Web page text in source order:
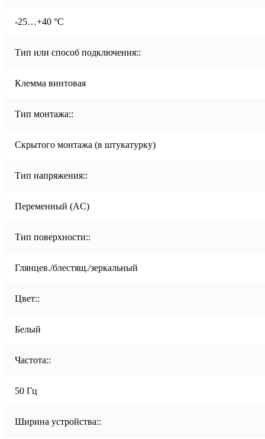
-25…+40 °C
Тип или способ подключения::
Клемма винтовая
Тип монтажа::
Скрытого монтажа (в штукатурку)
Тип напряжения::
Переменный (AC)
Тип поверхности::
Глянцев./блестящ./зеркальный
Цвет::
Белый
Частота::
50 Гц
Ширина устройства::